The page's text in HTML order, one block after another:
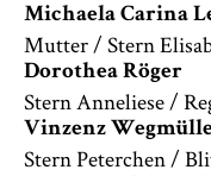
Michaela Carina
Mutter / Stern
Dorothea Röger
Stern Anneliese /
Vinzenz
Stern Peterchen /